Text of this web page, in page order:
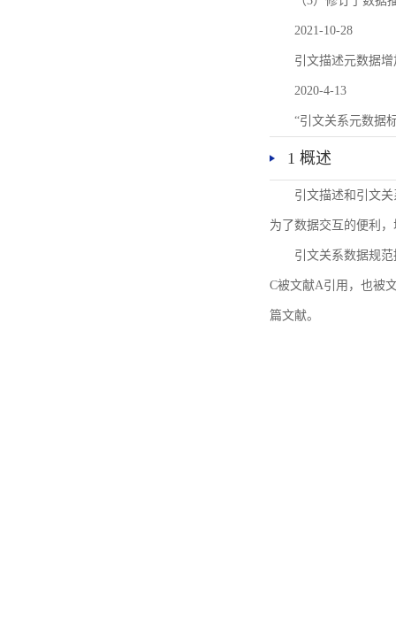
2021-10-28
引文描述元数据增
2020-4-13
“引文关系元数据
1 概述
引文描述和引文
为了数据交互的便利
引文关系数据规
C被文献A引用，也被
篇文献。